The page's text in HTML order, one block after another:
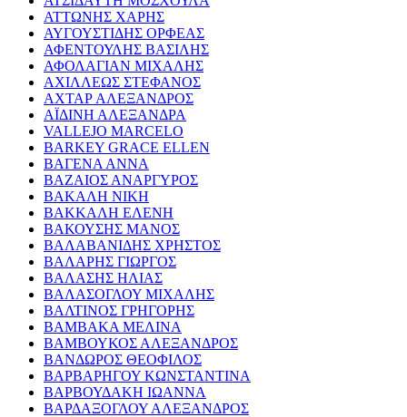
ΑΤΤΩΝΗΣ ΧΑΡΗΣ
ΑΥΓΟΥΣΤΙΔΗΣ ΟΡΦΕΑΣ
ΑΦΕΝΤΟΥΛΗΣ ΒΑΣΙΛΗΣ
ΑΦΟΛΑΓΙΑΝ ΜΙΧΑΛΗΣ
ΑΧΙΛΛΕΩΣ ΣΤΕΦΑΝΟΣ
ΑΧΤΑΡ ΑΛΕΞΑΝΔΡΟΣ
ΑΪΔΙΝΗ ΑΛΕΞΑΝΔΡΑ
VALLEJO MARCELO
BARKEY GRACE ELLEN
ΒΑΓΕΝΑ ΑΝΝΑ
ΒΑΖΑΙΟΣ ΑΝΑΡΓΥΡΟΣ
ΒΑΚΑΛΗ ΝΙΚΗ
ΒΑΚΚΑΛΗ ΕΛΕΝΗ
ΒΑΚΟΥΣΗΣ ΜΑΝΟΣ
ΒΑΛΑΒΑΝΙΔΗΣ ΧΡΗΣΤΟΣ
ΒΑΛΑΡΗΣ ΓΙΩΡΓΟΣ
ΒΑΛΑΣΗΣ ΗΛΙΑΣ
ΒΑΛΑΣΟΓΛΟΥ ΜΙΧΑΛΗΣ
ΒΑΛΤΙΝΟΣ ΓΡΗΓΟΡΗΣ
ΒΑΜΒΑΚΑ ΜΕΛΙΝΑ
ΒΑΜΒΟΥΚΟΣ ΑΛΕΞΑΝΔΡΟΣ
ΒΑΝΔΩΡΟΣ ΘΕΟΦΙΛΟΣ
ΒΑΡΒΑΡΗΓΟΥ ΚΩΝΣΤΑΝΤΙΝΑ
ΒΑΡΒΟΥΔΑΚΗ ΙΩΑΝΝΑ
ΒΑΡΔΑΞΟΓΛΟΥ ΑΛΕΞΑΝΔΡΟΣ